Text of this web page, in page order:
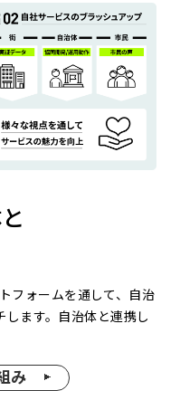
フォームを通して、自治
ます。自治体と連携し
み